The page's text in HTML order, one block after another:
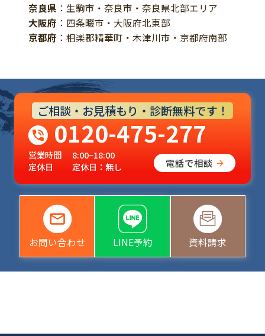
奈良県 ：生駒市・奈良市・奈良県北部エリア
大阪府 ：四条畷市・大阪府北東部
京都府 ：相楽郡精華町・木津川市・京都府南部
ご相談・お見積もり・診断無料です！
0120-475-277
営業時間
8:00~18:00
定休日
定休日：無し 電話で相談
お問い合わせ LINE予約 資料請求